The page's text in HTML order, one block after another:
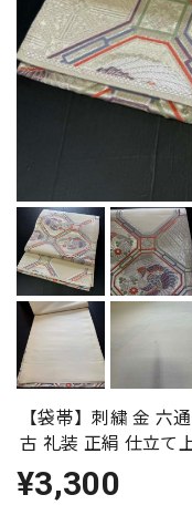
【袋帯】刺繍 金 六
古 礼装 正絹 仕立て
¥3,300